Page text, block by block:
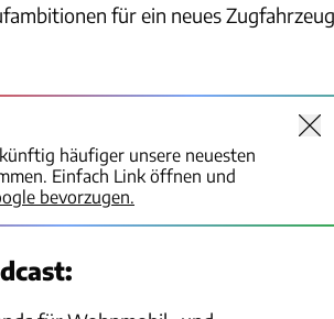
für ein neues Zugfahrzeug
häufiger unsere neuesten
Einfach Link öffnen und
bevorzugen.